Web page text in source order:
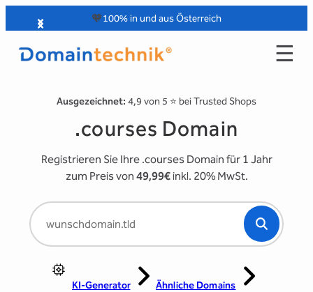
Inhalt
springen
🧡100% in und aus Österreich
☰
Ausgezeichnet: 4,9 von 5 ⭐️ bei Trusted Shops
.courses Domain
Registrieren Sie Ihre .courses Domain für 1 Jahr
zum Preis von 49,99€inkl. 20% MwSt.
KI-Generator Ähnliche Domains